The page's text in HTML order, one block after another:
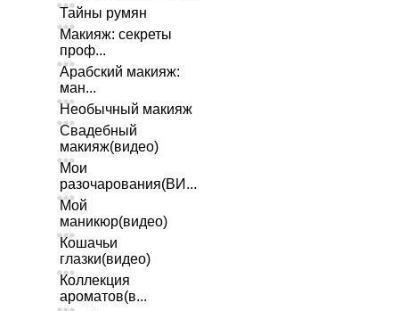
Тайны румян
Макияж: секреты
проф...
Арабский макияж:
ман...
Необычный макияж
Свадебный
макияж(видео)
Мои
разочарования(ВИ...
Мой
маникюр(видео)
Кошачьи
глазки(видео)
Коллекция
ароматов(в...